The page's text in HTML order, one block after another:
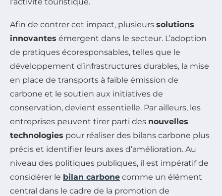
Afin de contrer cet impact, plusieurs solutions
innovantes émergent dans le secteur. L’adoption
de pratiques écoresponsables, telles que le
développement d’infrastructures durables, la mise
en place de transports à faible émission de
carbone et le soutien aux initiatives de
conservation, devient essentielle. Par ailleurs, les
entreprises peuvent tirer parti des nouvelles
technologies pour réaliser des bilans carbone plus
précis et identifier leurs axes d’amélioration. Au
niveau des politiques publiques, il est impératif de
considérer le bilan carbone comme un élément
central dans le cadre de la promotion de